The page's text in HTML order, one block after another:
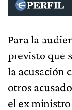
Para la
previsto que
la acusación
otros
el ex ministro